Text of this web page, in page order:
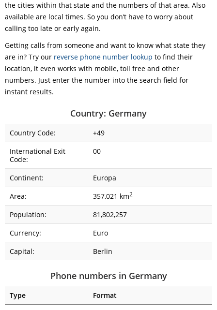
the cities within that state and the numbers of that area. Also
available are local times. So you don’t have to worry about
calling too late or early again.
Getting calls from someone and want to know what state they
are in? Try our reverse phone number lookup to find their
location, it even works with mobile, toll free and other
numbers. Just enter the number into the search field for
instant results.
Country: Germany
Country Code:
+49
International Exit
Code:
00
Continent:
Europa
Area:
357,021 km2
Population:
81,802,257
Currency:
Euro
Capital:
Berlin
Phone numbers in Germany
Type
Format